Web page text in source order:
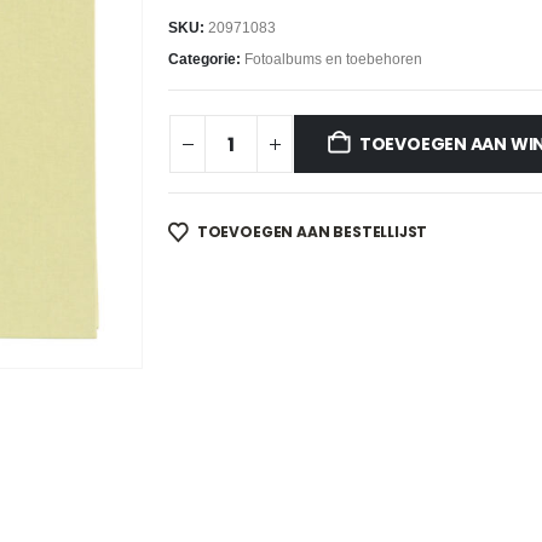
SKU: 20971083
Categorie: Fotoalbums en toebehoren
TOEVOEGEN AAN
TOEVOEGEN AAN BESTELLIJST